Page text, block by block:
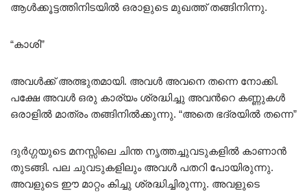
ആൾക്കൂട്ടത്തിനിടയിൽ ഒരാളുടെ മുഖത്ത് തങ്ങിനിന്നു.
“കാശി”
അവൾക്ക് അത്ഭുതമായി. അവൾ അവനെ തന്നെ നോക്കി.
പക്ഷേ അവൾ ഒരു കാര്യം ശ്രദ്ധിച്ചു അവൻറെ കണ്ണുകൾ
ഒരാളിൽ മാത്രം തങ്ങിനിൽക്കുന്നു. “അതെ ഭദ്രയിൽ തന്നെ”
ദുർഗ്ഗയുടെ മനസ്സിലെ ചിന്ത നൃത്തച്ചുവടുകളിൽ കാണാൻ
തുടങ്ങി. പല ചുവടുകളിലും അവൾ പതറി പോയിരുന്നു.
അവളുടെ ഈ മാറ്റം കിച്ചു ശ്രദ്ധിച്ചിരുന്നു. അവളുടെ